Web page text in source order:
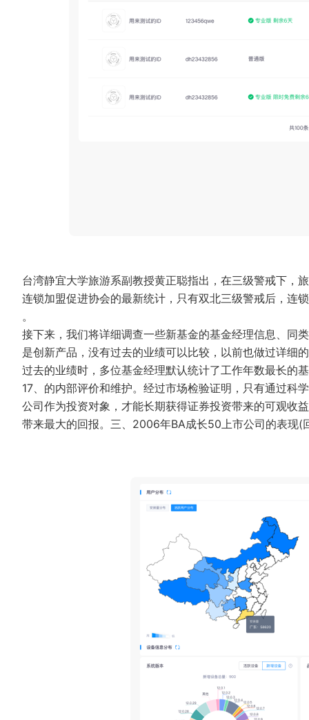
台湾静宜大学旅游系副教授黄正聪指出，在三级警戒下，
连锁加盟促进协会的最新统计，只有双北三级警戒后，连
。
接下来，我们将详细调查一些新基金的基金经理信息、同
是创新产品，没有过去的业绩可以比较，以前也做过详细
过去的业绩时，多位基金经理默认统计了工作年数最长的
17、的内部评价和维护。经过市场检验证明，只有通过科
公司作为投资对象，才能长期获得证券投资带来的可观收
带来最大的回报。三、2006年BA成长50上市公司的表现(